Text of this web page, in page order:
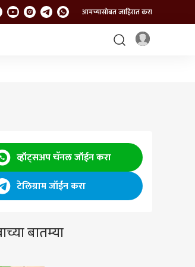
आमच्यासोबत जाहिरात करा
व्हॉट्सअप चॅनल जॉईन करा
टेलिग्राम जॉईन करा
बातम्या